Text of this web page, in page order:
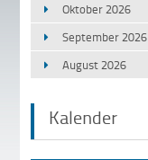
Oktober 2026
September 2026
August 2026
Kalender